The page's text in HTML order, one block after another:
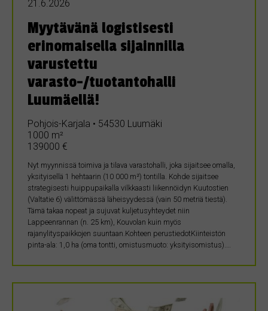
21.6.2026
Myytävänä logistisesti
erinomaisella sijainnilla
varustettu
varasto-/tuotantohalli
Luumäellä!
Pohjois-Karjala • 54530 Luumäki
1000 m²
139000 €
Nyt myynnissä toimiva ja tilava varastohalli, joka sijaitsee omalla,
yksityisellä 1 hehtaarin (10 000 m²) tontilla. Kohde sijaitsee
strategisesti huippupaikalla vilkkaasti liikennöidyn Kuutostien
(Valtatie 6) välittömässä läheisyydessä (vain 50 metriä tiestä).
Tämä takaa nopeat ja sujuvat kuljetusyhteydet niin
Lappeenrannan (n. 25 km), Kouvolan kuin myös
rajanylityspaikkojen suuntaan.Kohteen perustiedotKiinteistön
pinta-ala: 1,0 ha (oma tontti, omistusmuoto: yksityisomistus)….